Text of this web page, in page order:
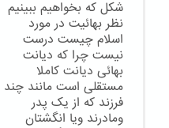
شکل که بخواهیم ببینیم
نظر بهائیت در مورد
اسلام چیست درست
نیست چرا که دیانت
بهائی دیانت کاملا
مستقلی است مانند چند
فرزند که از یک پدر
ومادرند ویا انگشتان